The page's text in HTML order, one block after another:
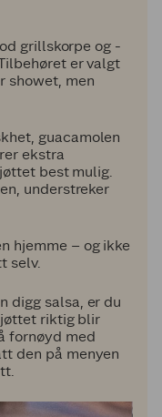
grillskorpe og -
er valgt
showet, men
guacamolen
ekstra
best mulig.
understreker
hjemme – og ikke
selv.
digg salsa, er du
riktig blir
fornøyd med
den på menyen